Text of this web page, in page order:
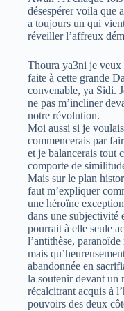
désespérer voila que
a toujours un qui
réveiller l’affreux
Thoura ya3ni je veux
faite à cette grande
convenable, ya Sidi.
ne pas m’incliner
notre révolution.
Moi aussi si je
commencerais par
et je balancerais tout
comporte de
Mais sur le plan
faut m’expliquer
une héroïne
dans une subjectivité
pourrait à elle seule
l’antithèse,
mais
abandonnée en
la soutenir devant un
récalcitrant acquis à
pouvoirs des deux